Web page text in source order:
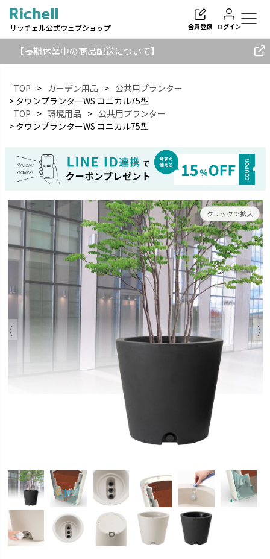
リッチェル公式ウェブショップ 会員登録 ログイン
【長期休業中の商品配送について】
検索
TOP ガーデン用品
公共用プランター
タウンプランターWS コニカル75型
TOP
環境用品
公共用プランター
タウンプランターWS コニカル75型
クリックで拡大